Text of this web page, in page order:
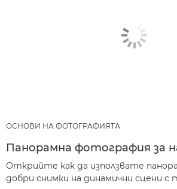
ОСНОВИ НА ФОТОГРАФИЯТА
Панорамна фотография за
Открийте как да използвате
добри снимки на динамични сцени